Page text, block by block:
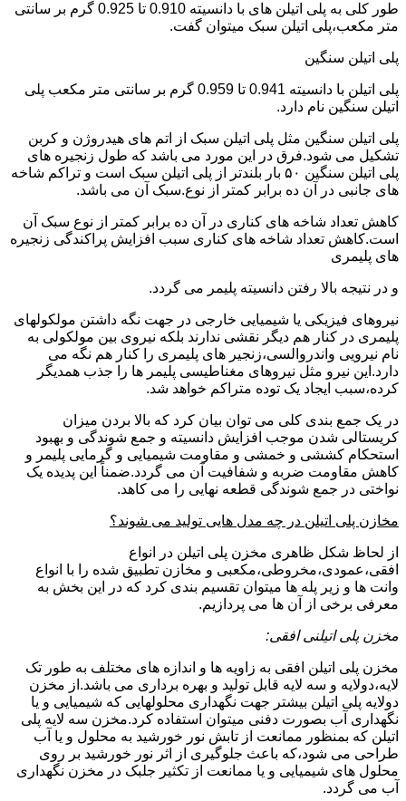
طور کلی به پلی اتیلن های با دانسیته 0.910 تا 0.925 گرم بر سانتی
متر مکعب،پلی اتیلن سبک میتوان گفت.
پلی اتیلن سنگین
پلی اتیلن با دانسیته 0.941 تا 0.959 گرم بر سانتی متر مکعب پلی
اتیلن سنگین نام دارد.
پلی اتیلن سنگین مثل پلی اتیلن سبک از اتم های هیدروژن و کربن
تشکیل می شود.فرق در این مورد می باشد که طول زنجیره های
پلی اتیلن سنگین ۵۰ بار بلندتر از پلی اتیلن سبک است و تراکم شاخه
های جانبی در آن ده برابر کمتر از نوع.سبک آن می باشد.
کاهش تعداد شاخه های کناری در آن ده برابر کمتر از نوع سبک آن
است.کاهش تعداد شاخه های کناری سبب افزایش پراکندگی زنجیره
های پلیمری
و در نتیجه بالا رفتن دانسیته پلیمر می گردد.
نیروهای فیزیکی یا شیمیایی خارجی در جهت نگه داشتن مولکولهای
پلیمری در کنار هم دیگر نقشی ندارند بلکه نیروی بین مولکولی به
نام نیرویی واندروالسی،زنجیر های پلیمری را کنار هم نگه می
دارد.این نیرو مثل نیروهای مغناطیسی پلیمر ها را جذب همدیگر
کرده،سبب ایجاد یک توده متراکم خواهد شد.
در یک جمع بندی کلی می توان بیان کرد که بالا بردن میزان
کریستالی شدن موجب افزایش دانسیته و جمع شوندگی و بهبود
استحکام کششی و خمشی و مقاومت شیمیایی و گرمایی پلیمر و
کاهش مقاومت ضربه و شفافیت آن می گردد.ضمناً این پدیده یک
نواختی در جمع شوندگی قطعه نهایی را می کاهد.
مخازن پلی اتیلن در چه مدل هایی تولید می شوند؟
از لحاظ شکل ظاهری مخزن پلی اتیلن در انواع
افقی،عمودی،مخروطی،مکعبی و مخازن تطبیق شده را با انواع
وانت ها و زیر پله ها میتوان تقسیم بندی کرد که در این بخش به
معرفی برخی از آن ها می پردازیم.
مخزن پلی اتیلنی افقی:
مخزن پلی اتیلن افقی به زاویه ها و اندازه های مختلف به طور تک
لایه،دولایه و سه لایه قابل تولید و بهره برداری می باشد.از مخزن
دولایه پلی اتیلن بیشتر جهت نگهداری محلولهایی که شیمیایی و یا
نگهداری آب بصورت دفنی میتوان استفاده کرد.مخزن سه لایه پلی
اتیلن که بمنظور ممانعت از تابش نور خورشید به محلول و یا آب
طراحی می شود،که باعث جلوگیری از اثر نور خورشید بر روی
محلول های شیمیایی و یا ممانعت از تکثیر جلبک در مخزن نگهداری
آب می گردد.